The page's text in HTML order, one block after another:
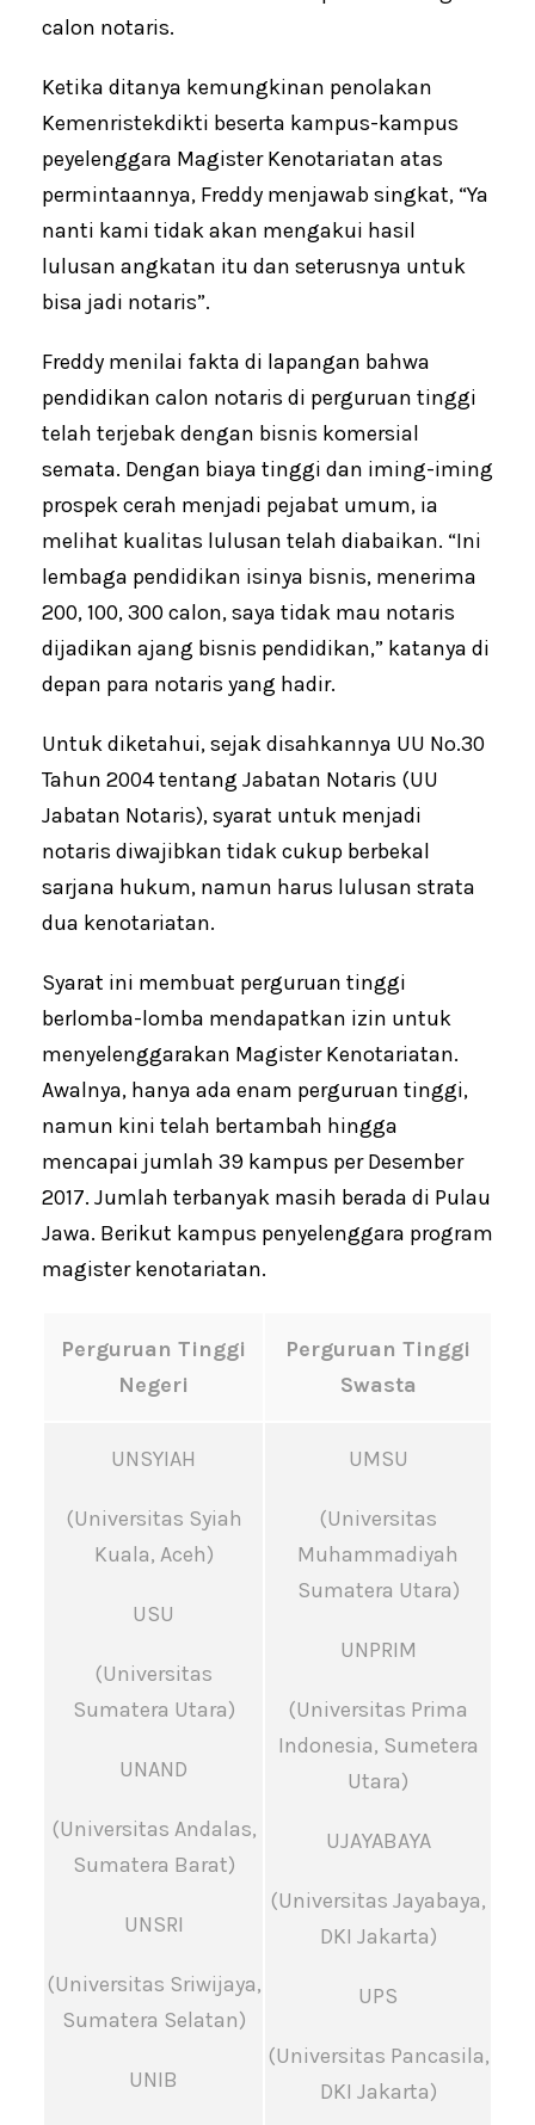
calon notaris.
Ketika ditanya kemungkinan penolakan
Kemenristekdikti beserta kampus-kampus
peyelenggara Magister Kenotariatan atas
permintaannya, Freddy menjawab singkat, “Ya
nanti kami tidak akan mengakui hasil
lulusan angkatan itu dan seterusnya untuk
bisa jadi notaris”.
Freddy menilai fakta di lapangan bahwa
pendidikan calon notaris di perguruan tinggi
telah terjebak dengan bisnis komersial
semata. Dengan biaya tinggi dan iming-iming
prospek cerah menjadi pejabat umum, ia
melihat kualitas lulusan telah diabaikan. “Ini
lembaga pendidikan isinya bisnis, menerima
200, 100, 300 calon, saya tidak mau notaris
dijadikan ajang bisnis pendidikan,” katanya di
depan para notaris yang hadir.
Untuk diketahui, sejak disahkannya UU No.30
Tahun 2004 tentang Jabatan Notaris (UU
Jabatan Notaris), syarat untuk menjadi
notaris diwajibkan tidak cukup berbekal
sarjana hukum, namun harus lulusan strata
dua kenotariatan.
Syarat ini membuat perguruan tinggi
berlomba-lomba mendapatkan izin untuk
menyelenggarakan Magister Kenotariatan.
Awalnya, hanya ada enam perguruan tinggi,
namun kini telah bertambah hingga
mencapai jumlah 39 kampus per Desember
2017. Jumlah terbanyak masih berada di Pulau
Jawa. Berikut kampus penyelenggara program
magister kenotariatan.
Perguruan Tinggi
Negeri
Perguruan Tinggi
Swasta
UNSYIAH
(Universitas Syiah
Kuala, Aceh)
USU
(Universitas
Sumatera Utara)
UNAND
(Universitas Andalas,
Sumatera Barat)
UNSRI
(Universitas Sriwijaya,
Sumatera Selatan)
UNIB
UMSU
(Universitas
Muhammadiyah
Sumatera Utara)
UNPRIM
(Universitas Prima
Indonesia, Sumetera
Utara)
UJAYABAYA
(Universitas Jayabaya,
DKI Jakarta)
UPS
(Universitas Pancasila,
DKI Jakarta)